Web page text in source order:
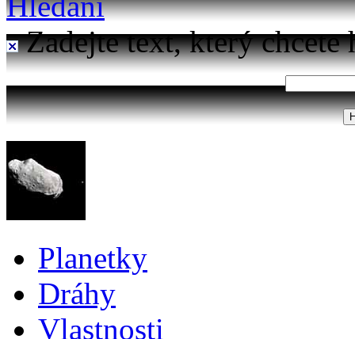
Zadejte text, který chcete
Planetky
Dráhy
Vlastnosti